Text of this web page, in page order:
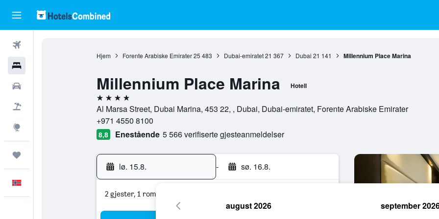
Hjem Forente Arabiske Emirater 25 483 Dubai-emiratet 21 367 Dubai 21 141 Millennium Place Marina
Millennium Place Marina Hotell
4 stjerner
Al Marsa Street, Dubai Marina, 453 22, , Dubai, Dubai-emiratet, Forente Arabiske Emirater
+971 4550 8100
8,8 Enestående 5 566 verifiserte gjesteanmeldelser
lø. 15.8. - sø. 16.8.
2 gjester, 1 rom
august 2026 september